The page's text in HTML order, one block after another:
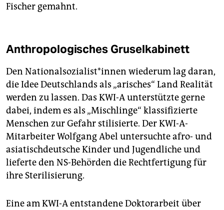
Fischer gemahnt.
Anthropologisches Gruselkabinett
Den Na­tio­nal­so­zia­lis­t*in­nen wiederum lag daran,
die Idee Deutschlands als „arisches“ Land Realität
werden zu lassen. Das KWI-A unterstützte gerne
dabei, indem es als „Mischlinge“ klassifizierte
Menschen zur Gefahr stilisierte. Der KWI-A-
Mitarbeiter Wolfgang Abel untersuchte afro- und
asiatischdeutsche Kinder und Jugendliche und
lieferte den NS-Behörden die Rechtfertigung für
ihre Sterilisierung.
Eine am KWI-A entstandene Doktorarbeit über